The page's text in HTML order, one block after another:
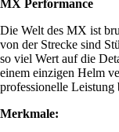
MX Performance
Die Welt des MX ist
von der Strecke sind
so viel Wert auf die
einem einzigen Helm
professionelle Leistung
Merkmale: